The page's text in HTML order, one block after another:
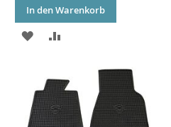
In den Warenkorb
ZUR
HINZUFÜGEN
HINZUFÜGEN